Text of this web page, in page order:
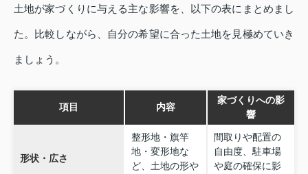
土地が家づくりに与える主な影響を、以下の表にまとめまし
た。比較しながら、自分の希望に合った土地を見極めていき
ましょう。
項目 内容
家づくりへの影
響
形状・広さ
整形地・旗竿
地・変形地な
ど、土地の形や
間取りや配置の
自由度、駐車場
や庭の確保に影